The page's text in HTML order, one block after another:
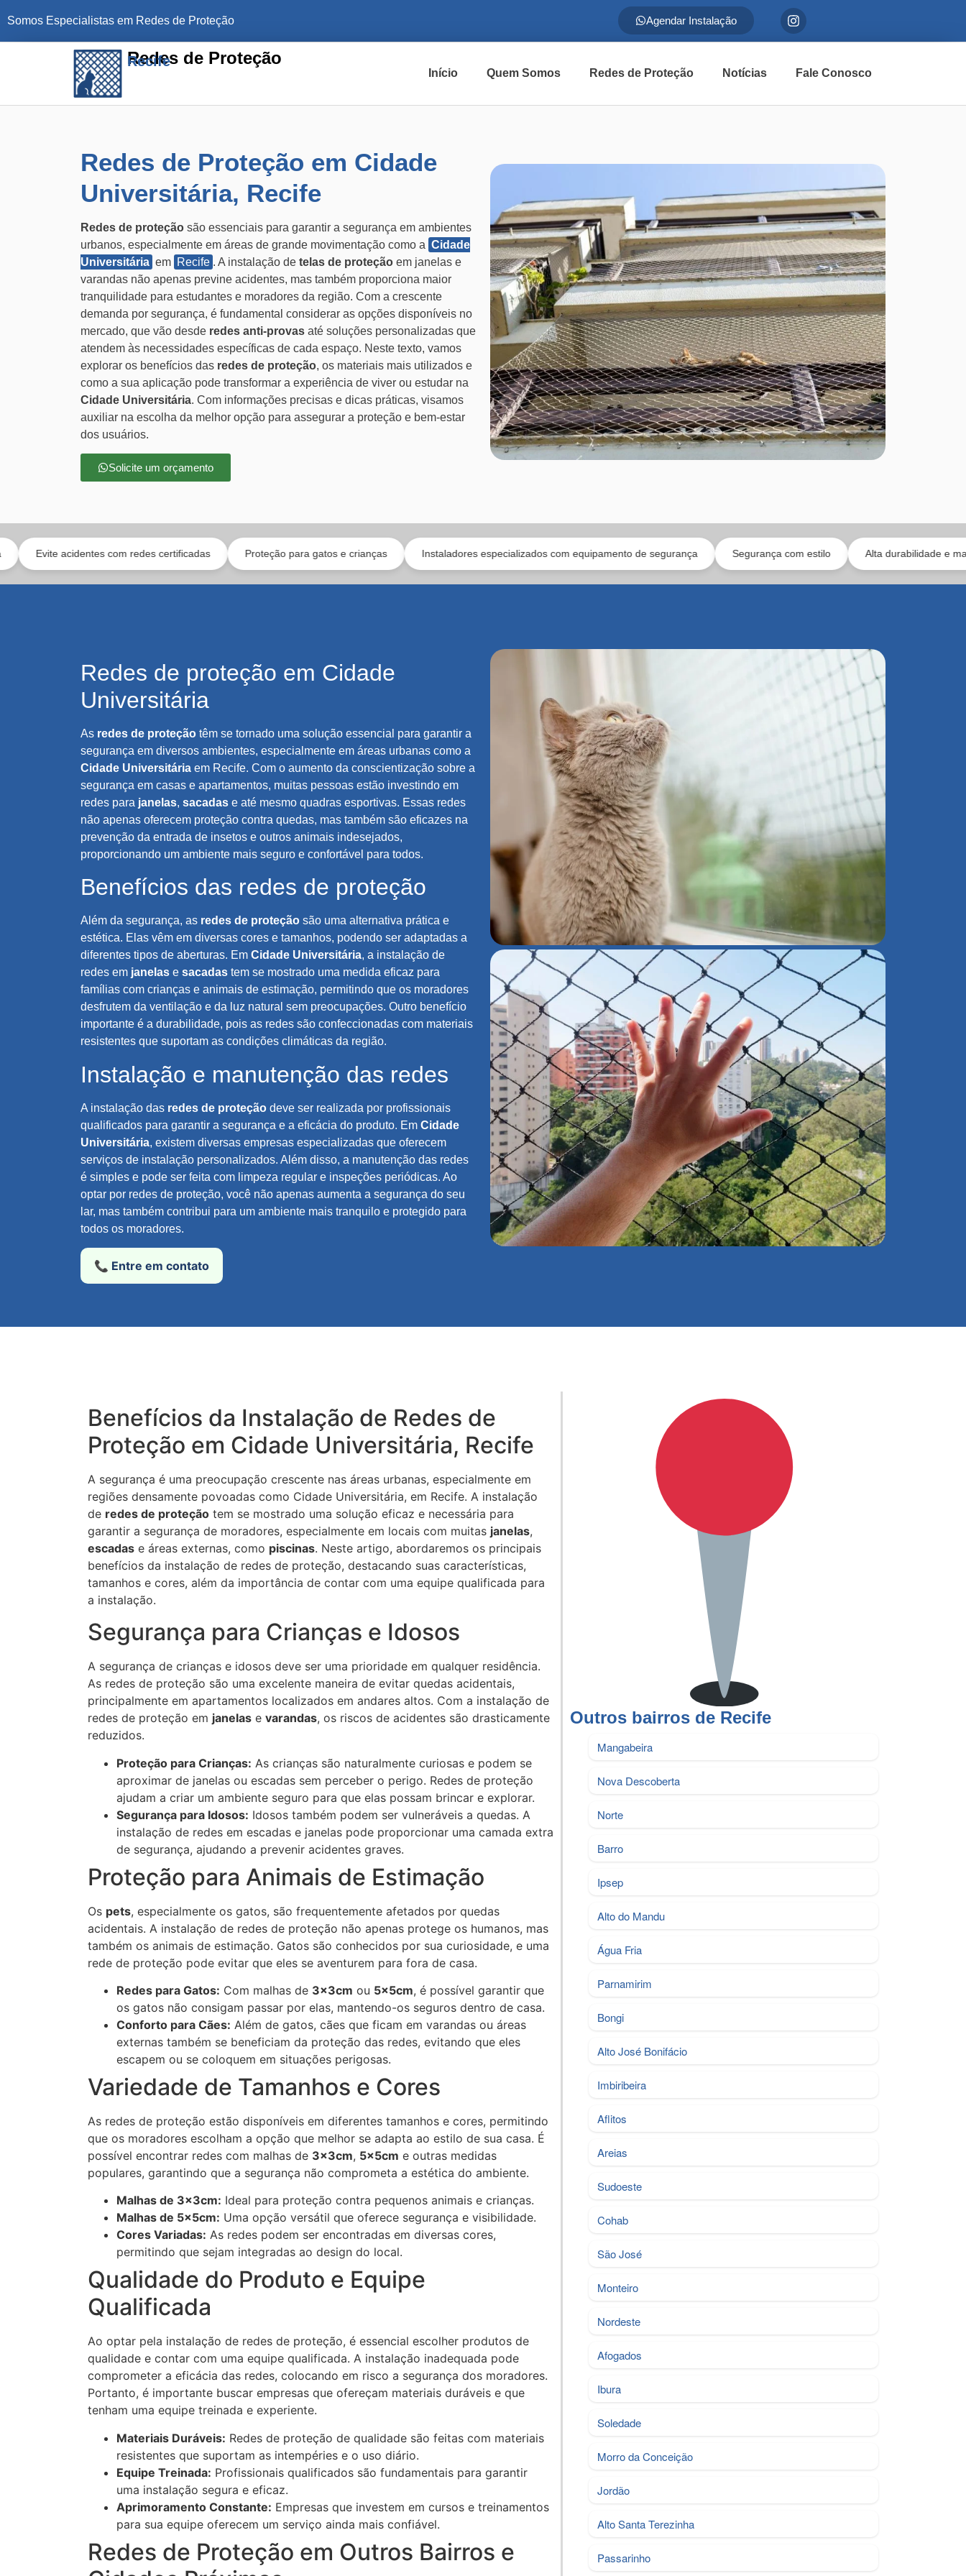
Somos Especialistas em Redes de Proteção Agendar Instalação
Redes de Proteção
Recife
Início Quem Somos Redes de Proteção Notícias Fale Conosco
Redes de Proteção em Cidade
Universitária, Recife
Redes de proteção são essenciais para garantir a segurança em ambientes
urbanos, especialmente em áreas de grande movimentação como a Cidade
Universitária em Recife . A instalação de telas de proteção em janelas e
varandas não apenas previne acidentes, mas também proporciona maior
tranquilidade para estudantes e moradores da região. Com a crescente
demanda por segurança, é fundamental considerar as opções disponíveis no
mercado, que vão desde redes anti-provas até soluções personalizadas que
atendem às necessidades específicas de cada espaço. Neste texto, vamos
explorar os benefícios das redes de proteção, os materiais mais utilizados e
como a sua aplicação pode transformar a experiência de viver ou estudar na
Cidade Universitária. Com informações precisas e dicas práticas, visamos
auxiliar na escolha da melhor opção para assegurar a proteção e bem-estar
dos usuários.
Solicite um orçamento
com redes certificadas Proteção para gatos e crianças Instaladores especializados com equipamento de segurança Segurança com estilo Alta durabilidade e manutenção
Redes de proteção em Cidade
Universitária
As redes de proteção têm se tornado uma solução essencial para garantir a
segurança em diversos ambientes, especialmente em áreas urbanas como a
Cidade Universitária em Recife. Com o aumento da conscientização sobre a
segurança em casas e apartamentos, muitas pessoas estão investindo em
redes para janelas, sacadas e até mesmo quadras esportivas. Essas redes
não apenas oferecem proteção contra quedas, mas também são eficazes na
prevenção da entrada de insetos e outros animais indesejados,
proporcionando um ambiente mais seguro e confortável para todos.
Benefícios das redes de proteção
Além da segurança, as redes de proteção são uma alternativa prática e
estética. Elas vêm em diversas cores e tamanhos, podendo ser adaptadas a
diferentes tipos de aberturas. Em Cidade Universitária, a instalação de
redes em janelas e sacadas tem se mostrado uma medida eficaz para
famílias com crianças e animais de estimação, permitindo que os moradores
desfrutem da ventilação e da luz natural sem preocupações. Outro benefício
importante é a durabilidade, pois as redes são confeccionadas com materiais
resistentes que suportam as condições climáticas da região.
Instalação e manutenção das redes
A instalação das redes de proteção deve ser realizada por profissionais
qualificados para garantir a segurança e a eficácia do produto. Em Cidade
Universitária, existem diversas empresas especializadas que oferecem
serviços de instalação personalizados. Além disso, a manutenção das redes
é simples e pode ser feita com limpeza regular e inspeções periódicas. Ao
optar por redes de proteção, você não apenas aumenta a segurança do seu
lar, mas também contribui para um ambiente mais tranquilo e protegido para
todos os moradores.
📞 Entre em contato
Benefícios da Instalação de Redes de
Proteção em Cidade Universitária, Recife
A segurança é uma preocupação crescente nas áreas urbanas, especialmente em
regiões densamente povoadas como Cidade Universitária, em Recife. A instalação
de redes de proteção tem se mostrado uma solução eficaz e necessária para
garantir a segurança de moradores, especialmente em locais com muitas janelas,
escadas e áreas externas, como piscinas. Neste artigo, abordaremos os principais
benefícios da instalação de redes de proteção, destacando suas características,
tamanhos e cores, além da importância de contar com uma equipe qualificada para
a instalação.
Segurança para Crianças e Idosos
A segurança de crianças e idosos deve ser uma prioridade em qualquer residência.
As redes de proteção são uma excelente maneira de evitar quedas acidentais,
principalmente em apartamentos localizados em andares altos. Com a instalação de
redes de proteção em janelas e varandas, os riscos de acidentes são drasticamente
reduzidos.
Proteção para Crianças: As crianças são naturalmente curiosas e podem se
aproximar de janelas ou escadas sem perceber o perigo. Redes de proteção
ajudam a criar um ambiente seguro para que elas possam brincar e explorar.
Segurança para Idosos: Idosos também podem ser vulneráveis a quedas. A
instalação de redes em escadas e janelas pode proporcionar uma camada extra
de segurança, ajudando a prevenir acidentes graves.
Proteção para Animais de Estimação
Os pets, especialmente os gatos, são frequentemente afetados por quedas
acidentais. A instalação de redes de proteção não apenas protege os humanos, mas
também os animais de estimação. Gatos são conhecidos por sua curiosidade, e uma
rede de proteção pode evitar que eles se aventurem para fora de casa.
Redes para Gatos: Com malhas de 3x3cm ou 5x5cm, é possível garantir que
os gatos não consigam passar por elas, mantendo-os seguros dentro de casa.
Conforto para Cães: Além de gatos, cães que ficam em varandas ou áreas
externas também se beneficiam da proteção das redes, evitando que eles
escapem ou se coloquem em situações perigosas.
Variedade de Tamanhos e Cores
As redes de proteção estão disponíveis em diferentes tamanhos e cores, permitindo
que os moradores escolham a opção que melhor se adapta ao estilo de sua casa. É
possível encontrar redes com malhas de 3x3cm, 5x5cm e outras medidas
populares, garantindo que a segurança não comprometa a estética do ambiente.
Malhas de 3x3cm: Ideal para proteção contra pequenos animais e crianças.
Malhas de 5x5cm: Uma opção versátil que oferece segurança e visibilidade.
Cores Variadas: As redes podem ser encontradas em diversas cores,
permitindo que sejam integradas ao design do local.
Qualidade do Produto e Equipe
Qualificada
Ao optar pela instalação de redes de proteção, é essencial escolher produtos de
qualidade e contar com uma equipe qualificada. A instalação inadequada pode
comprometer a eficácia das redes, colocando em risco a segurança dos moradores.
Portanto, é importante buscar empresas que ofereçam materiais duráveis e que
tenham uma equipe treinada e experiente.
Materiais Duráveis: Redes de proteção de qualidade são feitas com materiais
resistentes que suportam as intempéries e o uso diário.
Equipe Treinada: Profissionais qualificados são fundamentais para garantir
uma instalação segura e eficaz.
Aprimoramento Constante: Empresas que investem em cursos e treinamentos
para sua equipe oferecem um serviço ainda mais confiável.
Redes de Proteção em Outros Bairros e
Outros bairros de Recife
Mangabeira
Nova Descoberta
Norte
Barro
Ipsep
Alto do Mandu
Água Fria
Parnamirim
Bongi
Alto José Bonifácio
Imbiribeira
Aflitos
Areias
Sudoeste
Cohab
São José
Monteiro
Nordeste
Afogados
Ibura
Soledade
Morro da Conceição
Jordão
Alto Santa Terezinha
Passarinho